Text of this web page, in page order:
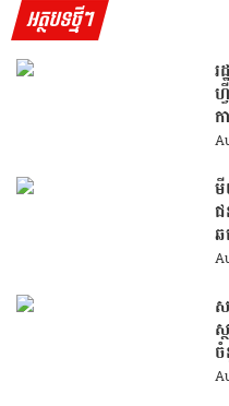
អត្ថបទថ្មីៗ
ថ្
ម